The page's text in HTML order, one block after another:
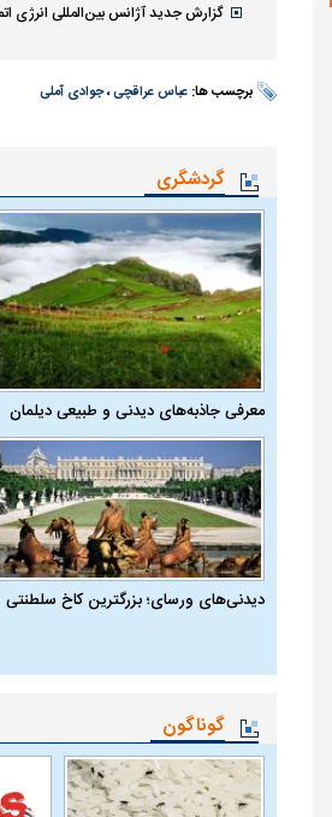
گزارش جدید آژانس بین‌المللی انرژی
برچسب ها: عباس عراقچی،جوادی آملی
گردشگری
معرفی جاذبه‌های دیدنی و طبیعی دیلمان
دیدنی‌های ورسای؛ بزرگترین کاخ سلطنتی
گوناگون